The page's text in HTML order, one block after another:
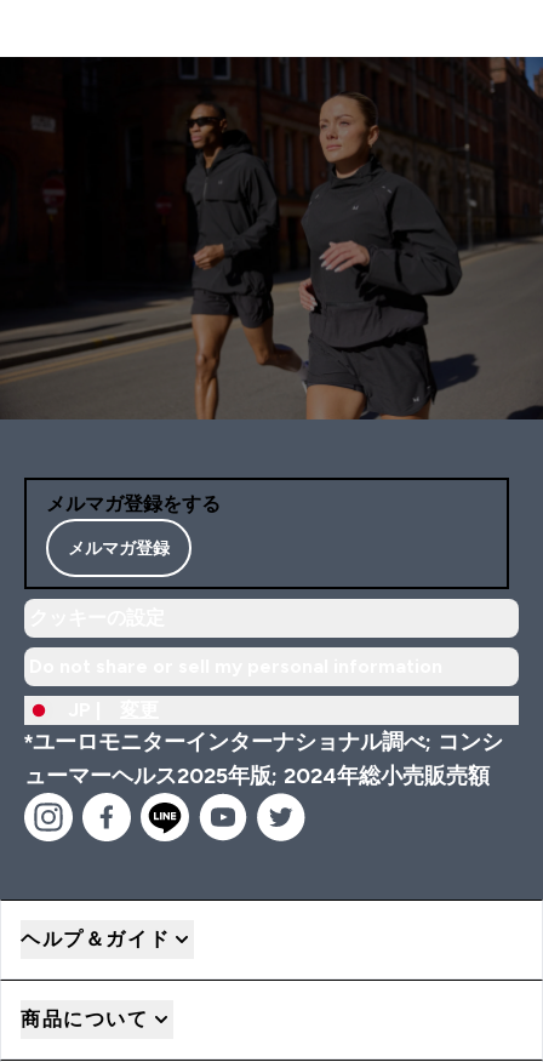
メルマガ登録をする
メルマガ登録
*ユーロモニターインターナショナル調べ; コンシ
ューマーヘルス2025年版; 2024年総小売販売額
ヘルプ＆ガイド
商品について